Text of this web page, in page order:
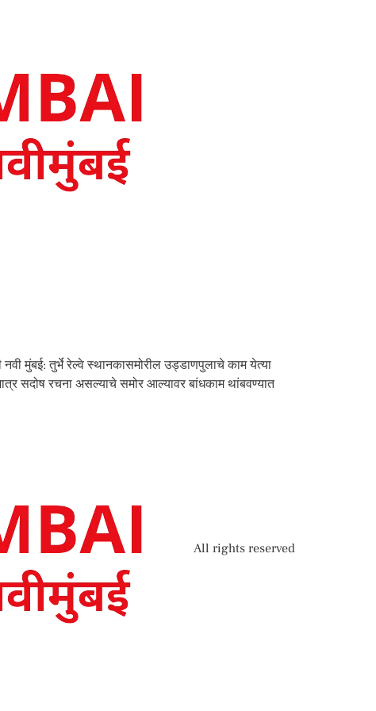
मुंबई: तुर्भे रेल्वे स्थानकासमोरील उड्डाणपुलाचे काम येत्या
सदोष रचना असल्याचे समोर आल्यावर बांधकाम थांबवण्यात
All rights reserved